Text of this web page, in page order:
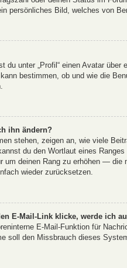
persönliches Bild, welches von
du unter „Profil“ einen Avatar
bestimmen, ob und wie die
ihn ändern?
stehen, zeigen an, wie viele
du den Wortlaut eines
um deinen Rang zu erhöhen —
wieder zurücksetzen.
E-Mail-Link klicke, werde ich
E-Mail-Funktion für
soll den Missbrauch dieses